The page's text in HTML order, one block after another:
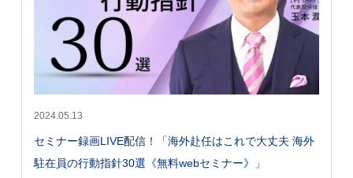
2024.05.13
セミナー録画LIVE配信！「海外赴任はこれで大丈夫 海外
駐在員の行動指針30選《無料webセミナー》」